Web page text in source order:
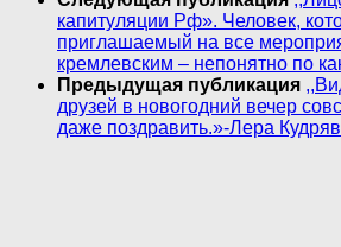
капитуляции Рф». Человек,
приглашаемый на все
кремлевским – непонятно по
Предыдущая публикация
друзей в новогодний вечер
даже поздравить.»-Лера